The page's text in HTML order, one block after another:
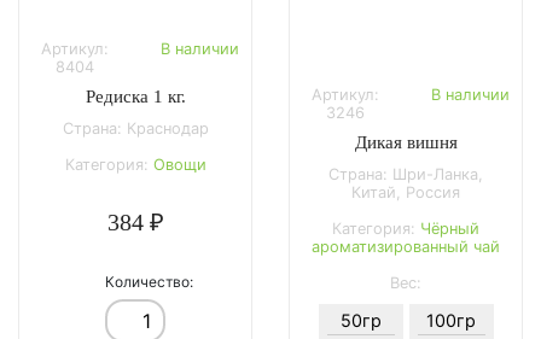
Артикул:
8404
В наличии
Редиска 1 кг.
Страна: Краснодар
Категория: Овощи
384 ₽
Количество:
Артикул:
3246
В наличии
Дикая вишня
Страна: Шри-Ланка,
Китай, Россия
Категория: Чёрный
ароматизированный чай
Вес:
50гр
100гр